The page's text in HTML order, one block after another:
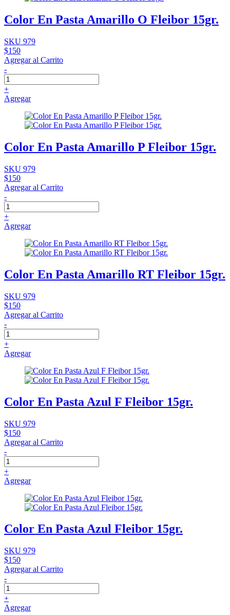
Color En Pasta Amarillo O Fleibor 15gr.
SKU 979
$150
Agregar al Carrito
-
+
Agregar
Color En Pasta Amarillo P Fleibor 15gr.
SKU 979
$150
Agregar al Carrito
-
+
Agregar
Color En Pasta Amarillo RT Fleibor 15gr.
SKU 979
$150
Agregar al Carrito
-
+
Agregar
Color En Pasta Azul F Fleibor 15gr.
SKU 979
$150
Agregar al Carrito
-
+
Agregar
Color En Pasta Azul Fleibor 15gr.
SKU 979
$150
Agregar al Carrito
-
+
Agregar